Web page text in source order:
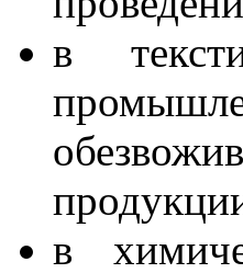
в
в